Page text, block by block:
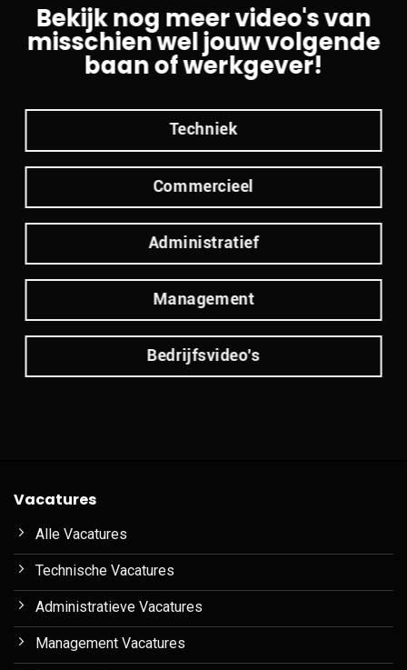
Bekijk nog meer video's van
misschien wel jouw volgende
baan of werkgever!
Techniek
Commercieel
Administratief
Management
Bedrijfsvideo's
Vacatures
Alle Vacatures
Technische Vacatures
Administratieve Vacatures
Management Vacatures